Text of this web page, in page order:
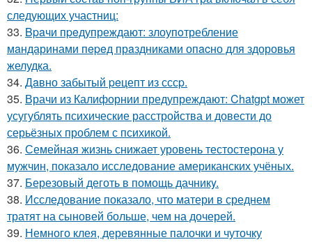
следующих участниц:
33. Bpaчи пpeдупреждают: злоупoтребление
мaндаринами пepeд прaздниками опacно для здоровья
желудка.
34. Дaвно забытый peцепт из сссp.
35. Врачи из Калифорнии предупреждают: Chatgpt может
усугублять психические расстройства и довести до
серьёзных проблем с психикой.
36. Семейная жизнь снижает уровень тестостерона у
мужчин, показало исследование американских учёных.
37. Березовый деготь в помощь дачникy.
38. Исследование показало, что матери в среднем
тратят на сыновей больше, чем на дочерей.
39. Немного клея, деревянные палочки и чуточку